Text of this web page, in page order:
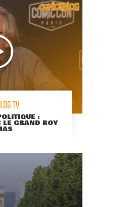
TV
:
LE GRAND ROY